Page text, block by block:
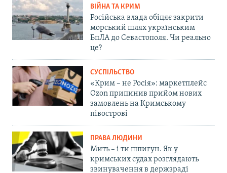
ВІЙНА ТА КРИМ
Російська влада обіцяє закрити
морський шлях українським
БпЛА до Севастополя. Чи реально
це?
СУСПІЛЬСТВО
«Крим – не Росія»: маркетплейс
Ozon припинив прийом нових
замовлень на Кримському
півострові
ПРАВА ЛЮДИНИ
Мить – і ти шпигун. Як у
кримських судах розглядають
звинувачення в держзраді